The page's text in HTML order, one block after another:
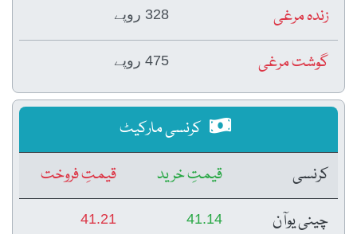
زندہ مرغی 328 روپے
گوشت مرغی 475 روپے
کرنسی مارکیٹ
کرنسی
قیمتِ خرید
قیمتِ فروخت
چینی یوآن
41.14
41.21